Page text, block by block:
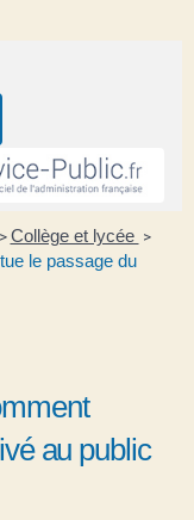
> Collège et lycée >
le passage du
au public